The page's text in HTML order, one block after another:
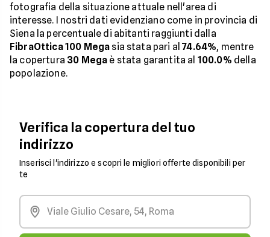
fotografia della situazione attuale nell'area di
interesse. I nostri dati evidenziano come in provincia di
Siena la percentuale di abitanti raggiunti dalla
FibraOttica 100 Mega sia stata pari al74.64%, mentre
la copertura 30 Mega è stata garantita al 100.0% della
popolazione.
Verifica la copertura del tuo
indirizzo
Inserisci l'indirizzo e scopri le migliori offerte disponibili per
te